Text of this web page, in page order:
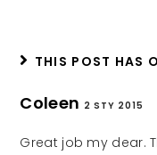
THIS POST HAS
Coleen 2 STY 2015
Great job my dear.